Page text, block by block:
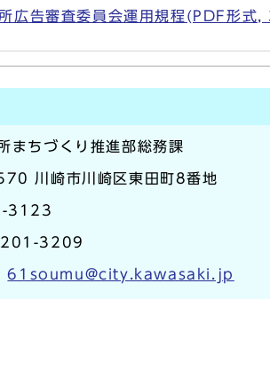
広告審査委員会運用規程(PDF形式
まちづくり推進部総務課
川崎市川崎区東田町8番地
3123
201-3209
:61soumu@city.kawasaki.jp